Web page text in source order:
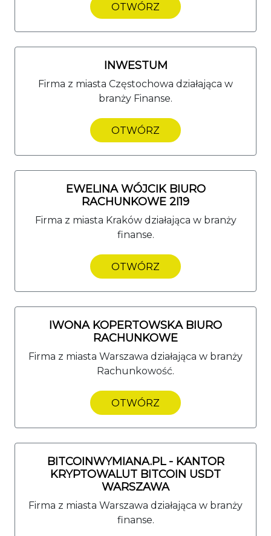
OTWÓRZ
INWESTUM
Firma z miasta Częstochowa działająca w
branży Finanse.
OTWÓRZ
EWELINA WÓJCIK BIURO
RACHUNKOWE 2I19
Firma z miasta Kraków działająca w branży
finanse.
OTWÓRZ
IWONA KOPERTOWSKA BIURO
RACHUNKOWE
Firma z miasta Warszawa działająca w branży
Rachunkowość.
OTWÓRZ
BITCOINWYMIANA.PL - KANTOR
KRYPTOWALUT BITCOIN USDT
WARSZAWA
Firma z miasta Warszawa działająca w branży
finanse.